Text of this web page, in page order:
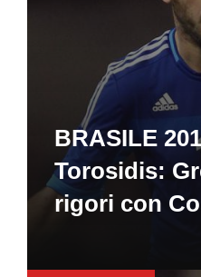
BRASILE
Torosidis:
rigori con